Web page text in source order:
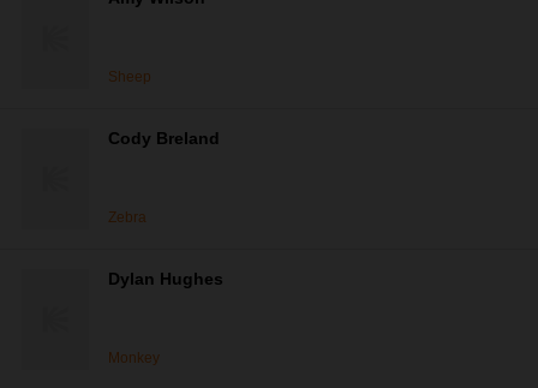
Sheep
Cody Breland
Zebra
Dylan Hughes
Monkey